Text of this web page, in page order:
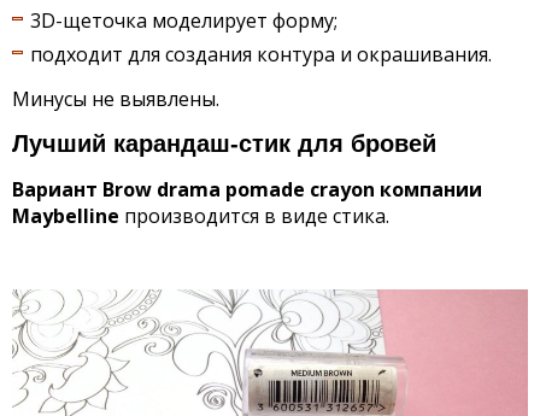
3D-щеточка моделирует форму;
подходит для создания контура и окрашивания.
Минусы не выявлены.
Лучший карандаш-стик для бровей
Вариант Brow drama pomade crayon компании
Maybelline производится в виде стика.